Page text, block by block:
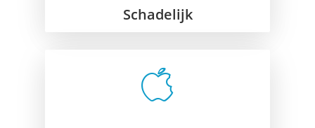
Schadelijk